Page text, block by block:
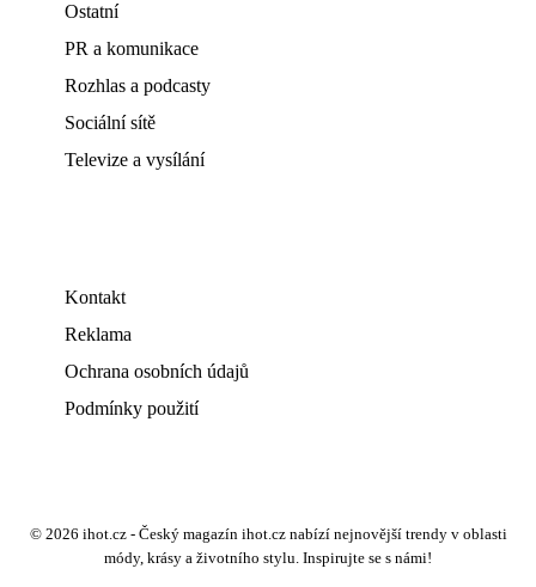
Ostatní
PR a komunikace
Rozhlas a podcasty
Sociální sítě
Televize a vysílání
Kontakt
Reklama
Ochrana osobních údajů
Podmínky použití
© 2026 ihot.cz - Český magazín ihot.cz nabízí nejnovější trendy v oblasti
módy, krásy a životního stylu. Inspirujte se s námi!